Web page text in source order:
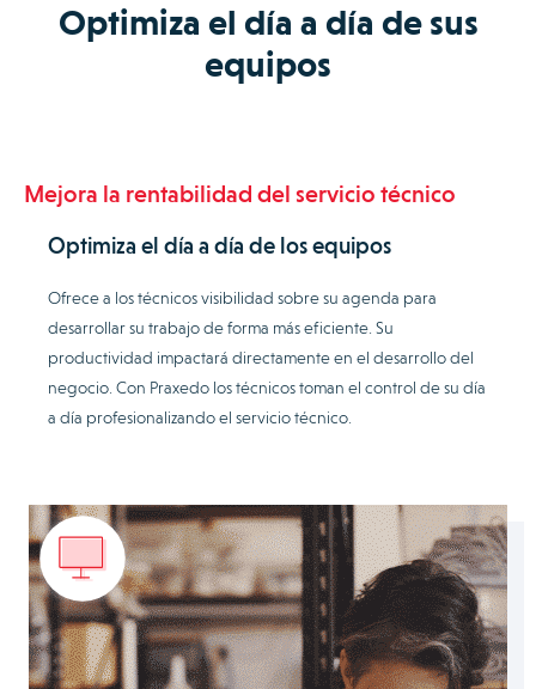
Optimiza el día a día de sus
equipos
Mejora la rentabilidad del servicio técnico
Optimiza el día a día de los equipos
Ofrece a los técnicos visibilidad sobre su agenda para
desarrollar su trabajo de forma más eficiente. Su
productividad impactará directamente en el desarrollo del
negocio. Con Praxedo los técnicos toman el control de su día
a día profesionalizando el servicio técnico.